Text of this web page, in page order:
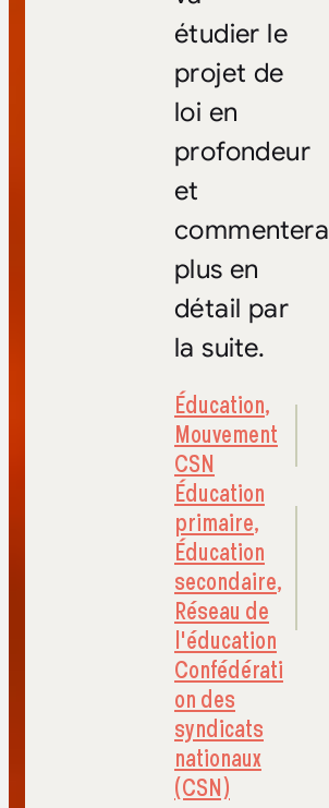
étudier le
projet de
loi en
profondeur
et
commentera
plus en
détail par
la suite.
Éducation,
Mouvement
CSN
Éducation
primaire,
Éducation
secondaire,
Réseau de
l'éducation
Confédérati
on des
syndicats
nationaux
(CSN)